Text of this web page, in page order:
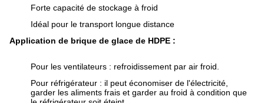
Forte capacité de stockage à froid
Idéal pour le transport longue distance
Application de brique de glace de HDPE :
Pour les ventilateurs : refroidissement par air froid.
Pour réfrigérateur : il peut économiser de l'électricité,
garder les aliments frais et garder au froid à condition que